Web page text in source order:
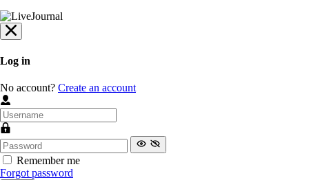
Log in
No account? Create an account
Remember me
Forgot password